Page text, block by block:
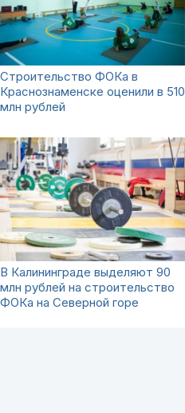
Строительство ФОКа в
Краснознаменске оценили в 510
млн рублей
В Калининграде выделяют 90
млн рублей на строительство
ФОКа на Северной горе